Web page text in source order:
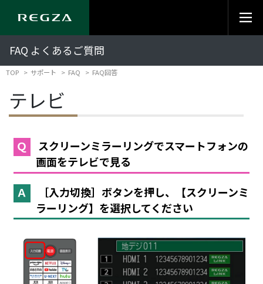
FAQ よくあるご質問
TOP サポート FAQ FAQ回答
テレビ